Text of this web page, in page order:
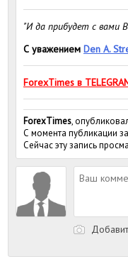
"И да прибудет с вами
С уважением Den A.
ForexTimes в
ForexTimes,
С момента публикации
Сейчас эту запись